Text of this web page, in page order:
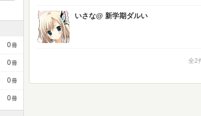
いさな@ 新学期ダルい
全2
0冊
0冊
0冊
0冊